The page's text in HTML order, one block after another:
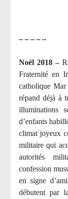
– – – – –
Noël 2018 –
Fraternité en
catholique
répand déjà à
illuminations
d’enfants
climat joyeux
militaire qui
autorités
confession
en signe
débutent par